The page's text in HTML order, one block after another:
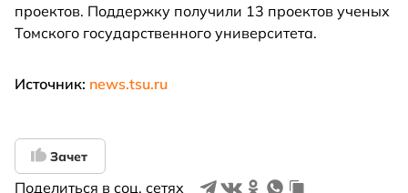
проектов. Поддержку получили 13 проектов ученых
Томского государственного университета.
Источник: news.tsu.ru
Зачет
Поделиться в соц. сетях